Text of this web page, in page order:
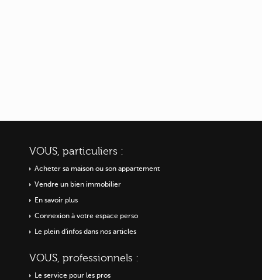
VOUS, particuliers :
Acheter sa maison ou son appartement
Vendre un bien immobilier
En savoir plus
Connexion à votre espace perso
Le plein d'infos dans nos articles
VOUS, professionnels :
Le service pour les pros